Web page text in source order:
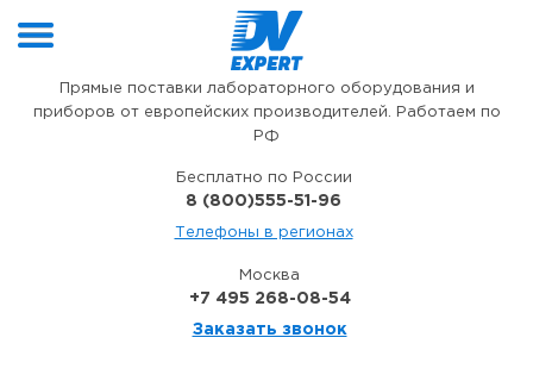
Прямые поставки лабораторного оборудования и
приборов от европейских производителей. Работаем по
РФ
Бесплатно по России
8 (800)555-51-96
Телефоны в регионах
Москва
+7 495 268-08-54
Заказать звонок